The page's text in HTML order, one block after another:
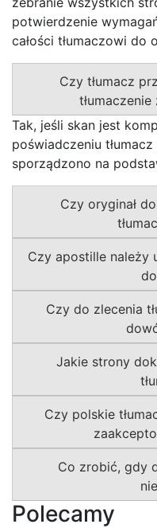
potwierdzenie
całości tłumaczowi do
Czy tłumacz
tłumaczenie
Tak, jeśli skan jest
poświadczeniu
sporządzono na
Czy oryginał
Czy apostille należy
Czy do zlecenia
Jakie strony
Czy polskie
Co zrobić, gdy
Polecamy